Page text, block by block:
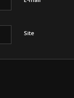
Site